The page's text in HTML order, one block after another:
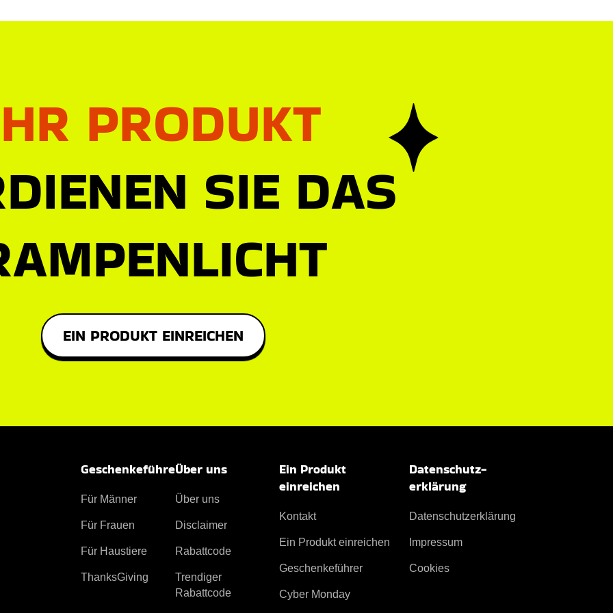
PRODUKT
SIE DAS
EIN PRODUKT EINREICHEN
Geschenkeführe
Für Männer
Für Frauen
Für Haustiere
ThanksGiving
Über uns
Über uns
Disclaimer
Rabattcode
Trendiger
Rabattcode
Ein Produkt
einreichen
Kontakt
Ein Produkt einreichen
Geschenkeführer
Cyber Monday
Datenschutz­
erklärung
Datenschutz­erklärung
Impressum
Cookies